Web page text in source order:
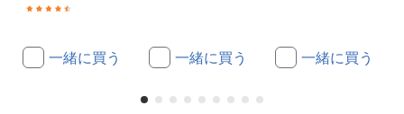
一緒に買う 一緒に買う 一緒に買う